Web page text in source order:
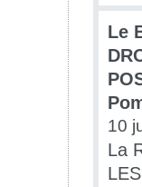
Le
10
La